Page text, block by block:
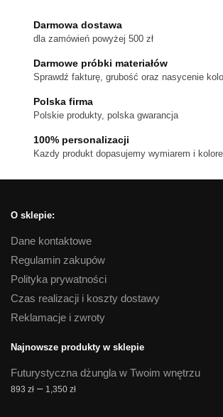
Darmowa dostawa
dla zamówień powyżej 500 zł
Darmowe próbki materiałów
Sprawdź fakturę, grubość oraz nasycenie
Polska firma
Polskie produkty, polska gwarancja
100% personalizacji
Kazdy produkt dopasujemy wymiarem i
O sklepie:
Dane kontaktowe
Regulamin zakupów
Polityka prywatności
Czas realizacji i koszty dostawy
Reklamacje i zwroty
Najnowsze produkty w sklepie
Futurystyczna dżungla w Twoim wnętrzu
893 zł – 1,350 złZakres